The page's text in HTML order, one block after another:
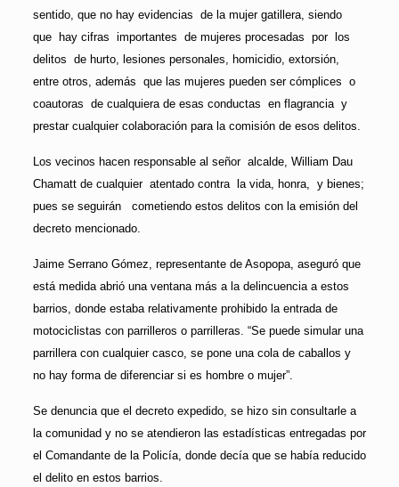
sentido, que no hay evidencias de la mujer gatillera, siendo
que hay cifras importantes de mujeres procesadas por los
delitos de hurto, lesiones personales, homicidio, extorsión,
entre otros, además que las mujeres pueden ser cómplices o
coautoras de cualquiera de esas conductas en flagrancia y
prestar cualquier colaboración para la comisión de esos delitos.
Los vecinos hacen responsable al señor alcalde, William Dau
Chamatt de cualquier atentado contra la vida, honra, y bienes;
pues se seguirán cometiendo estos delitos con la emisión del
decreto mencionado.
Jaime Serrano Gómez, representante de Asopopa, aseguró que
está medida abrió una ventana más a la delincuencia a estos
barrios, donde estaba relativamente prohibido la entrada de
motociclistas con parrilleros o parrilleras. “Se puede simular una
parrillera con cualquier casco, se pone una cola de caballos y
no hay forma de diferenciar si es hombre o mujer”.
Se denuncia que el decreto expedido, se hizo sin consultarle a
la comunidad y no se atendieron las estadísticas entregadas por
el Comandante de la Policía, donde decía que se había reducido
el delito en estos barrios.